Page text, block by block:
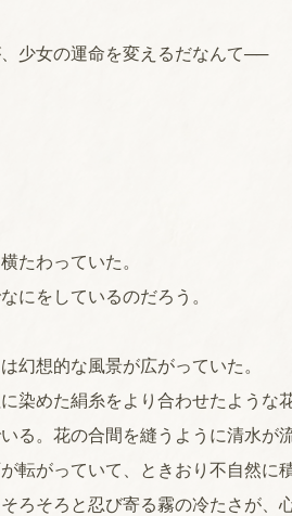
少女の運命を変えるだなんて──
たわっていた。
にをしているのだろう。
幻想的な風景が広がっていた。
染めた絹糸をより合わせたような
る。花の合間を縫うように清水が
転がっていて、ときおり不自然に
ろそろと忍び寄る霧の冷たさが、